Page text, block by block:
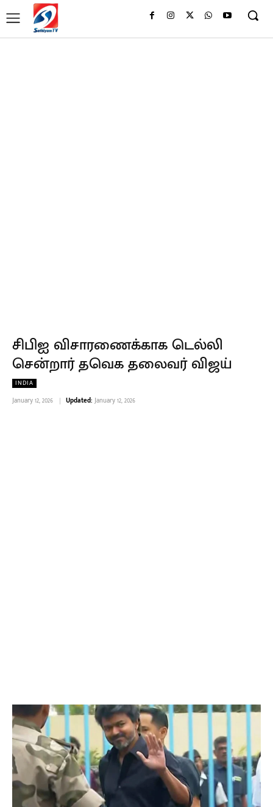
சிபிஐ விசாரணைக்காக டெல்லி
சென்றார் தவெக தலைவர் விஜய்
INDIA
January 12, 2026 Updated: January 12, 2026